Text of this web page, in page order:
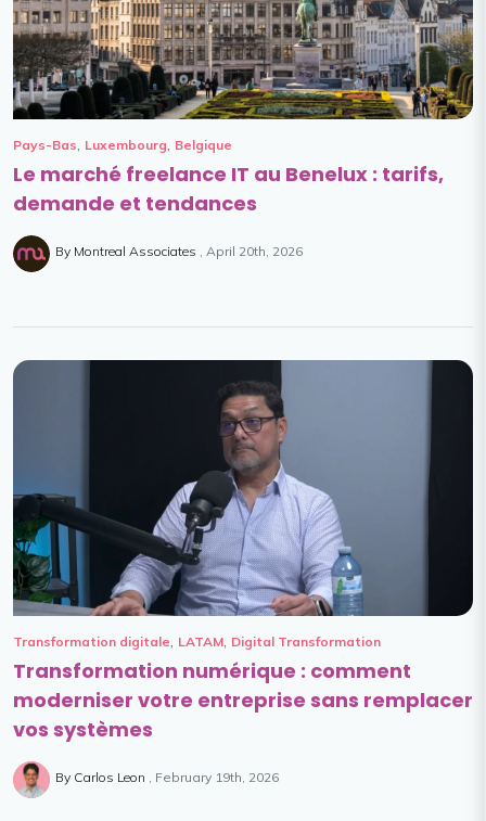
Pays-Bas Luxembourg Belgique
Le marché freelance IT au Benelux : tarifs,
demande et tendances
By Montreal Associates April 20th, 2026
Transformation digitale LATAM Digital Transformation
Transformation numérique : comment
moderniser votre entreprise sans remplacer
vos systèmes
By Carlos Leon February 19th, 2026